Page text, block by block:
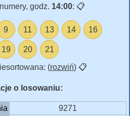
godz. 14:00: 📋
9 11 13 14 16
19 20 21
(rozwiń) 📋
o losowaniu:
9271